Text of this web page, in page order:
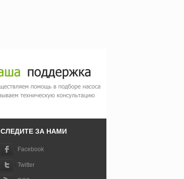
СЛЕДИТЕ ЗА НАМИ
Facebook
Twitter